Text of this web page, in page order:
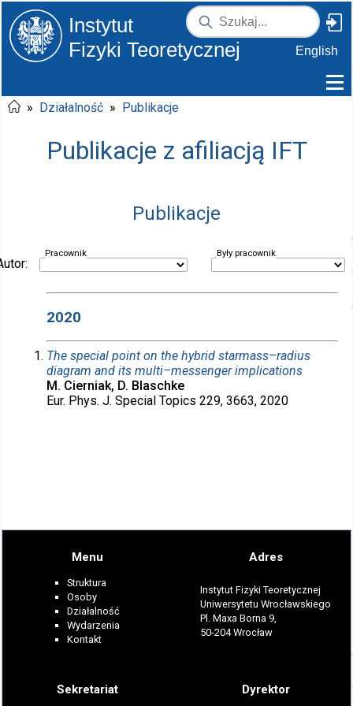
Instytut
Fizyki Teoretycznej
English
» Działalność » Publikacje
Publikacje z afiliacją IFT
Publikacje
Pracownik Były pracownik
2020
The special point on the hybrid starmass–radius
diagram and its multi–messenger implications
M. Cierniak, D. Blaschke
Eur. Phys. J. Special Topics 229, 3663, 2020
Menu
Struktura
Osoby
Działalność
Wydarzenia
Kontakt
Adres
Instytut Fizyki Teoretycznej
Uniwersytetu Wrocławskiego
Pl. Maxa Borna 9,
50-204 Wrocław
Sekretariat Dyrektor